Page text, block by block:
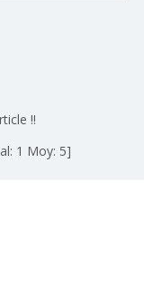
!!
1 Moy: 5]